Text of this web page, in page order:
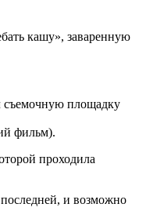
кашу», заваренную
съемочную площадку
фильм).
проходила
последней, и возможно